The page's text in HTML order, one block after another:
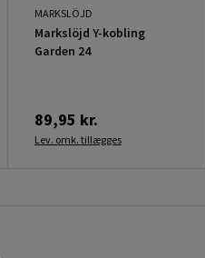
MARKSLÖJD
Markslöjd Y-kobling
Garden 24
89,95 kr.
Lev. omk. tillægges